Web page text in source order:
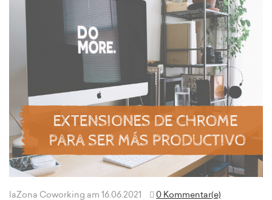
laZona Coworking am 16.06.2021 0 Kommentar(e)